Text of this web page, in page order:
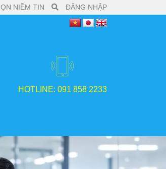
NIỀM TIN ĐĂNG NHẬP
HOTLINE: 091 858 2233